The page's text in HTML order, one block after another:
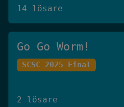
14 lösare
Go Go Worm!
SCSC 2025 Final
2 lösare